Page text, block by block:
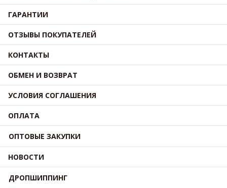
ГАРАНТИИ
ОТЗЫВЫ ПОКУПАТЕЛЕЙ
КОНТАКТЫ
ОБМЕН И ВОЗВРАТ
УСЛОВИЯ СОГЛАШЕНИЯ
ОПЛАТА
ОПТОВЫЕ ЗАКУПКИ
НОВОСТИ
ДРОПШИППИНГ